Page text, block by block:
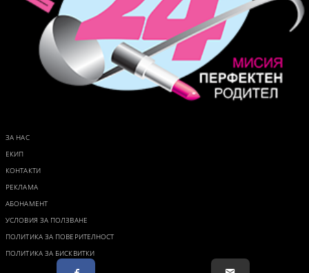
ЗА НАС
ЕКИП
КОНТАКТИ
РЕКЛАМА
АБОНАМЕНТ
УСЛОВИЯ ЗА ПОЛЗВАНЕ
ПОЛИТИКА ЗА ПОВЕРИТЕЛНОСТ
ПОЛИТИКА ЗА БИСКВИТКИ